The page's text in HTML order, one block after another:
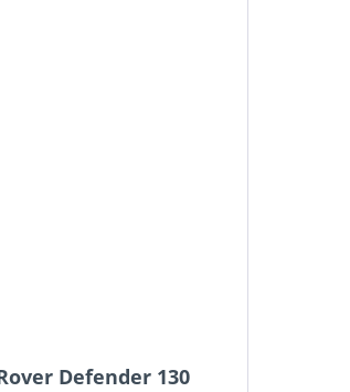
Defender 130